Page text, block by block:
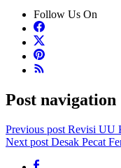
Follow Us On
Post navigation
Previous post Revisi UU
Next post Desak Pecat